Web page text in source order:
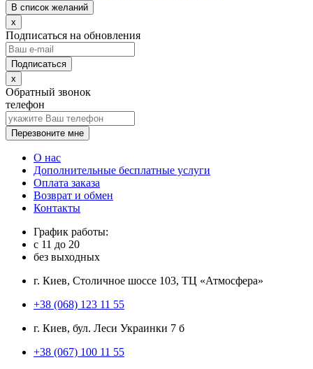
В список желаний
x
Подписаться на обновления
x
Обратный звонок
телефон
Перезвоните мне
О нас
Дополнительные бесплатные услуги
Оплата заказа
Возврат и обмен
Контакты
График работы:
с 11 до 20
без выходных
г. Киев, Столичное шоссе 103, ТЦ «Атмосфера»
+38 (068) 123 11 55
г. Киев, бул. Леси Украинки 7 б
+38 (067) 100 11 55